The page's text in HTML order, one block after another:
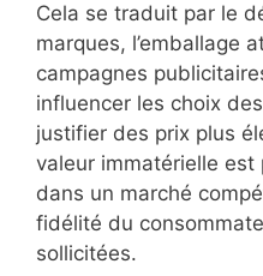
Cela se traduit par le
marques, l’emballage
campagnes
influencer les choix
justifier des prix plus
valeur immatérielle
dans un marché
fidélité du
sollicitées.